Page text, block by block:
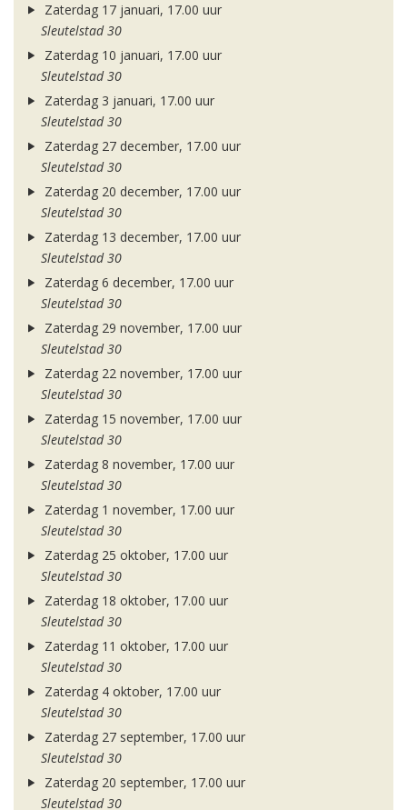
Zaterdag 17 januari, 17.00 uur
Sleutelstad 30
Zaterdag 10 januari, 17.00 uur
Sleutelstad 30
Zaterdag 3 januari, 17.00 uur
Sleutelstad 30
Zaterdag 27 december, 17.00 uur
Sleutelstad 30
Zaterdag 20 december, 17.00 uur
Sleutelstad 30
Zaterdag 13 december, 17.00 uur
Sleutelstad 30
Zaterdag 6 december, 17.00 uur
Sleutelstad 30
Zaterdag 29 november, 17.00 uur
Sleutelstad 30
Zaterdag 22 november, 17.00 uur
Sleutelstad 30
Zaterdag 15 november, 17.00 uur
Sleutelstad 30
Zaterdag 8 november, 17.00 uur
Sleutelstad 30
Zaterdag 1 november, 17.00 uur
Sleutelstad 30
Zaterdag 25 oktober, 17.00 uur
Sleutelstad 30
Zaterdag 18 oktober, 17.00 uur
Sleutelstad 30
Zaterdag 11 oktober, 17.00 uur
Sleutelstad 30
Zaterdag 4 oktober, 17.00 uur
Sleutelstad 30
Zaterdag 27 september, 17.00 uur
Sleutelstad 30
Zaterdag 20 september, 17.00 uur
Sleutelstad 30